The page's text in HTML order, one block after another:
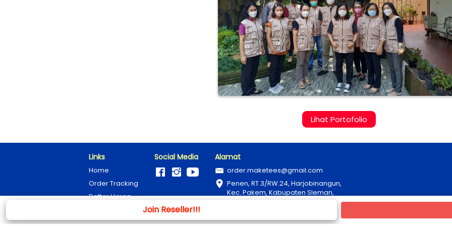
`Lihat Portofolio
Links
Home
Order Tracking
Daftar Harga
Karir
Social Media Alamat
order.maketees@gmail.com
Penen, RT.3/RW.24, Harjobinangun,
Kec. Pakem, Kabupaten Sleman,
Daerah Istimewa Yogyakarta 55582
`
Join Reseller!!!